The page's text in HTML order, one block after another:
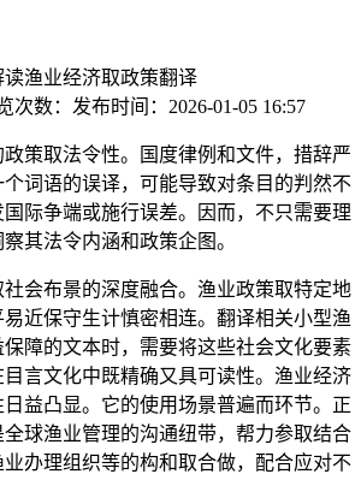
渔业经济取政策翻译
次数： 发布时间： 2026-01-05 16:57
取法令性。国度律例和文件，措辞严
词语的误译，可能导致对条目的判然不
际争端或施行误差。因而，不只需要理
其法令内涵和政策企图。
布景的深度融合。渔业政策取特定地
近保守生计慎密相连。翻译相关小型渔
障的文本时，需要将这些社会文化要素
言文化中既精确又具可读性。渔业经济
益凸显。它的使用场景普遍而环节。正
球渔业管理的沟通纽带，帮力参取结合
业办理组织等的构和取合做，配合应对不